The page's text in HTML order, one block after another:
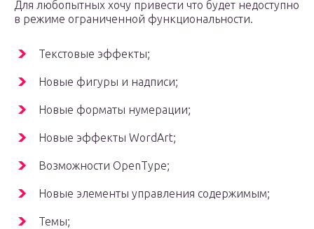
Для любопытных хочу привести что будет недоступно
в режиме ограниченной функциональности.
Текстовые эффекты;
Новые фигуры и надписи;
Новые форматы нумерации;
Новые эффекты WordArt;
Возможности OpenType;
Новые элементы управления содержимым;
Темы;